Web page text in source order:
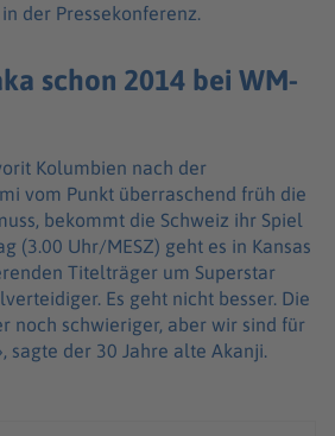
der Pressekonferenz.
schon 2014 bei WM-
Kolumbien nach der
vom Punkt überraschend früh die
bekommt die Schweiz ihr Spiel
(3.00 Uhr/MESZ) geht es in Kansas
Titelträger um Superstar
Es geht nicht besser. Die
noch schwieriger, aber wir sind für
sagte der 30 Jahre alte Akanji.